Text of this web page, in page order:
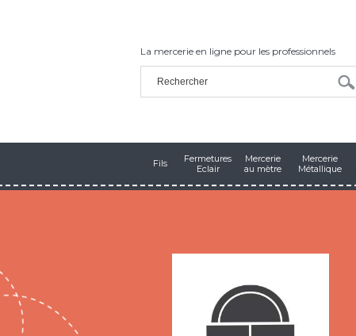
La mercerie en ligne pour les professionnels
Fils
Fermetures
Eclair
Mercerie
au mètre
Mercerie
Métallique